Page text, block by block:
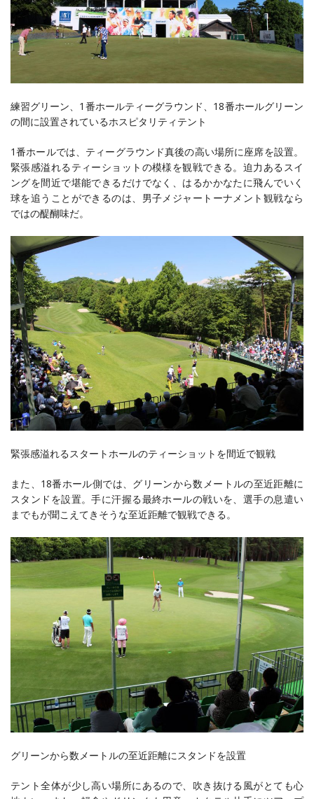
練習グリーン、1番ホールティーグラウンド、18番ホールグリーン
の間に設置されているホスピタリティテント
1番ホールでは、ティーグラウンド真後の高い場所に座席を設置。
緊張感溢れるティーショットの模様を観戦できる。迫力あるスイ
ングを間近で堪能できるだけでなく、はるかかなたに飛んでいく
球を追うことができるのは、男子メジャートーナメント観戦なら
ではの醍醐味だ。
緊張感溢れるスタートホールのティーショットを間近で観戦
また、18番ホール側では、グリーンから数メートルの至近距離に
スタンドを設置。手に汗握る最終ホールの戦いを、選手の息遣い
までもが聞こえてきそうな至近距離で観戦できる。
グリーンから数メートルの至近距離にスタンドを設置
テント全体が少し高い場所にあるので、吹き抜ける風がとても心